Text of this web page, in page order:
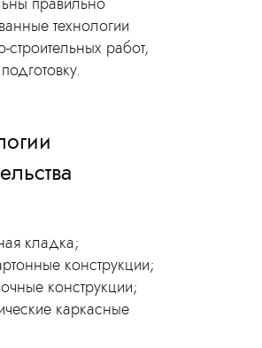
технологии
строительных работ,
кладка;
конструкции;
конструкции;
каркасные